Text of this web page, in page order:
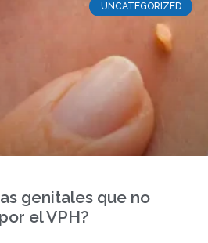
UNCATEGORIZED
genitales que no
el VPH?